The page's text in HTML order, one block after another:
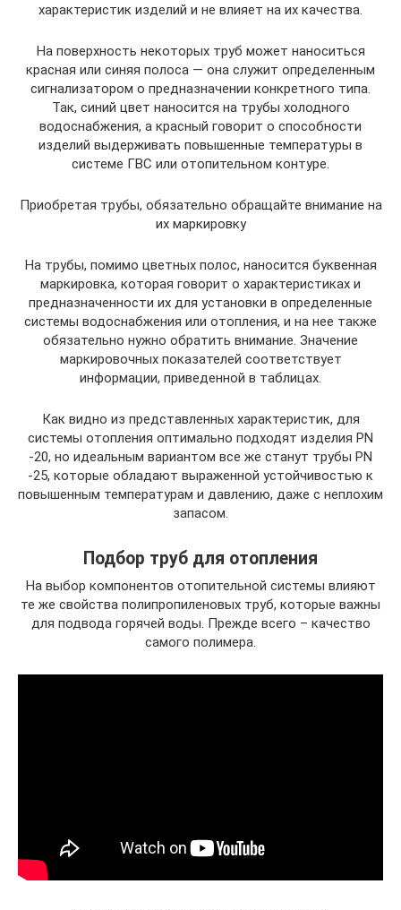
характеристик изделий и не влияет на их качества.
На поверхность некоторых труб может наноситься
красная или синяя полоса — она служит определенным
сигнализатором о предназначении конкретного типа.
Так, синий цвет наносится на трубы холодного
водоснабжения, а красный говорит о способности
изделий выдерживать повышенные температуры в
системе ГВС или отопительном контуре.
Приобретая трубы, обязательно обращайте внимание на
их маркировку
На трубы, помимо цветных полос, наносится буквенная
маркировка, которая говорит о характеристиках и
предназначенности их для установки в определенные
системы водоснабжения или отопления, и на нее также
обязательно нужно обратить внимание. Значение
маркировочных показателей соответствует
информации, приведенной в таблицах.
Как видно из представленных характеристик, для
системы отопления оптимально подходят изделия PN
-20, но идеальным вариантом все же станут трубы PN
-25, которые обладают выраженной устойчивостью к
повышенным температурам и давлению, даже с неплохим
запасом.
Подбор труб для отопления
На выбор компонентов отопительной системы влияют
те же свойства полипропиленовых труб, которые важны
для подвода горячей воды. Прежде всего – качество
самого полимера.